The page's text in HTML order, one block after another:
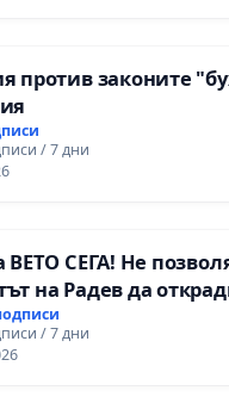
против законите
/ 7 дни
ВЕТО СЕГА! Не
на Радев да
ни в тъмното
/ 7 дни